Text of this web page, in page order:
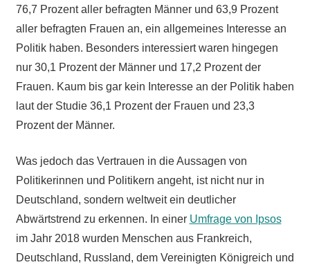
76,7 Prozent aller befragten Männer und 63,9 Prozent
aller befragten Frauen an, ein allgemeines Interesse an
Politik haben. Besonders interessiert waren hingegen
nur 30,1 Prozent der Männer und 17,2 Prozent der
Frauen. Kaum bis gar kein Interesse an der Politik haben
laut der Studie 36,1 Prozent der Frauen und 23,3
Prozent der Männer.
Was jedoch das Vertrauen in die Aussagen von
Politikerinnen und Politikern angeht, ist nicht nur in
Deutschland, sondern weltweit ein deutlicher
Abwärtstrend zu erkennen. In einer Umfrage von Ipsos
im Jahr 2018 wurden Menschen aus Frankreich,
Deutschland, Russland, dem Vereinigten Königreich und